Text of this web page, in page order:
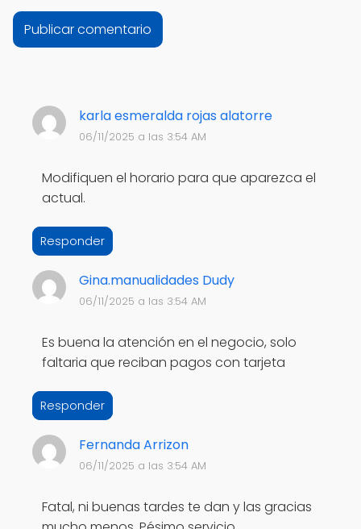
karla esmeralda rojas alatorre
06/11/2025 a las 3:54 AM
Modifiquen el horario para que aparezca el
actual.
Responder
Gina.manualidades Dudy
06/11/2025 a las 3:54 AM
Es buena la atención en el negocio, solo
faltaria que reciban pagos con tarjeta
Responder
Fernanda Arrizon
06/11/2025 a las 3:54 AM
Fatal, ni buenas tardes te dan y las gracias